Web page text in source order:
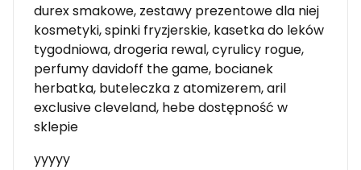
durex smakowe, zestawy prezentowe dla niej
kosmetyki, spinki fryzjerskie, kasetka do leków
tygodniowa, drogeria rewal, cyrulicy rogue,
perfumy davidoff the game, bocianek
herbatka, buteleczka z atomizerem, aril
exclusive cleveland, hebe dostępność w
sklepie
yyyyy